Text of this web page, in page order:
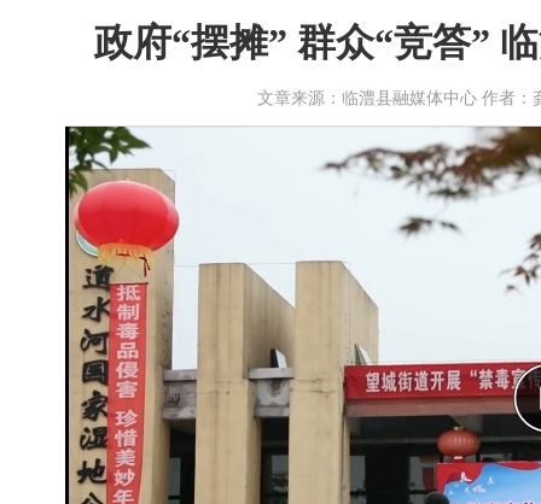
政府“摆摊” 群众“竞答”
文章来源：临澧县融媒体中心 作者：